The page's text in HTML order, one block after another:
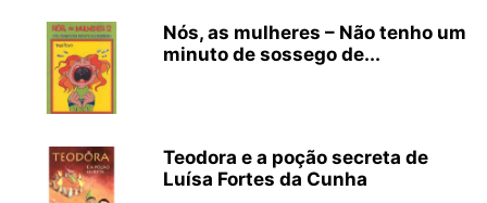
Nós, as mulheres – Não tenho um
minuto de sossego de...
Teodora e a poção secreta de
Luísa Fortes da Cunha